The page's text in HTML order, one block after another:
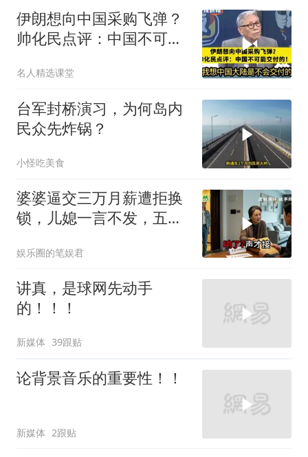
伊朗想向中国采购飞弹？
帅化民点评：中国不可能
名人精选课堂
台军封桥演习，为何岛内
民众先炸锅？
小怪吃美食
婆婆逼交三万月薪遭拒换
锁，儿媳一言不发，五天
娱乐圈的笔娱君
讲真，是球网先动手
的！！！
新媒体 39跟贴
论背景音乐的重要性！！
新媒体 2跟贴